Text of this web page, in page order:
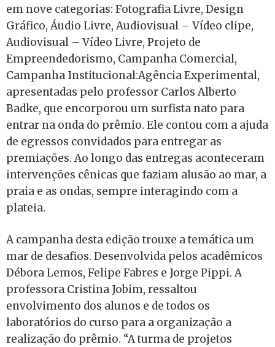
em nove categorias: Fotografia Livre, Design
Gráfico, Áudio Livre, Audiovisual – Vídeo clipe,
Audiovisual – Vídeo Livre, Projeto de
Empreendedorismo, Campanha Comercial,
Campanha Institucional:Agência Experimental,
apresentadas pelo professor Carlos Alberto
Badke, que encorporou um surfista nato para
entrar na onda do prêmio. Ele contou com a ajuda
de egressos convidados para entregar as
premiações. Ao longo das entregas aconteceram
intervenções cênicas que faziam alusão ao mar, a
praia e as ondas, sempre interagindo com a
plateia.
A campanha desta edição trouxe a temática um
mar de desafios. Desenvolvida pelos acadêmicos
Débora Lemos, Felipe Fabres e Jorge Pippi. A
professora Cristina Jobim, ressaltou
envolvimento dos alunos e de todos os
laboratórios do curso para a organização a
realização do prêmio. “A turma de projetos